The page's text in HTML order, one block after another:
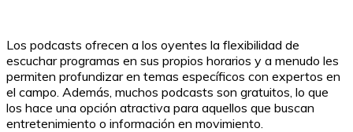
Los podcasts ofrecen a los oyentes la flexibilidad de
escuchar programas en sus propios horarios y a menudo les
permiten profundizar en temas específicos con expertos en
el campo. Además, muchos podcasts son gratuitos, lo que
los hace una opción atractiva para aquellos que buscan
entretenimiento o información en movimiento.